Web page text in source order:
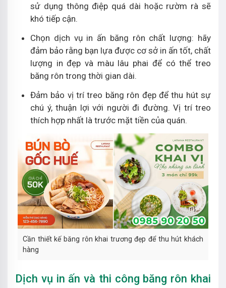
sử dụng thông điệp quá dài hoặc rườm rà sẽ
khó tiếp cận.
Chọn dịch vụ in ấn băng rôn chất lượng: hãy
đảm bảo rằng bạn lựa được cơ sở in ấn tốt, chất
lượng in đẹp và màu lâu phai để có thể treo
băng rôn trong thời gian dài.
Đảm bảo vị trí treo băng rôn đẹp để thu hút sự
chú ý, thuận lợi với người đi đường. Vị trí treo
thích hợp nhất là trước mặt tiền của quán.
Cần thiết kế băng rôn khai trương đẹp để thu hút khách
hàng
Dịch vụ in ấn và thi công băng rôn khai